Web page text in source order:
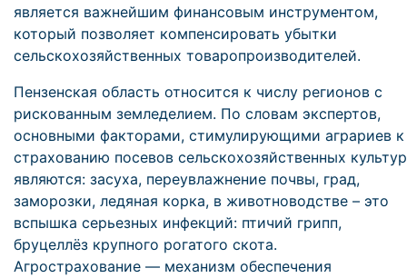
является важнейшим финансовым инструментом,
который позволяет компенсировать убытки
сельскохозяйственных товаропроизводителей.
Пензенская область относится к числу регионов с
рискованным земледелием. По словам экспертов,
основными факторами, стимулирующими аграриев к
страхованию посевов сельскохозяйственных культур
являются: засуха, переувлажнение почвы, град,
заморозки, ледяная корка, в животноводстве – это
вспышка серьезных инфекций: птичий грипп,
бруцеллёз крупного рогатого скота.
Агрострахование — механизм обеспечения